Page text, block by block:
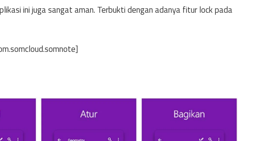
ini juga sangat aman. Terbukti dengan adanya fitur lock pada